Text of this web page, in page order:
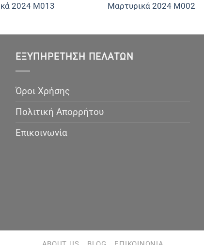
2024 M013 Μαρτυρικά 2024 M002
ΕΞΥΠΗΡΈΤΗΣΗ ΠΕΛΑΤΏΝ
Όροι Χρήσης
Πολιτική Απορρήτου
Επικοινωνία